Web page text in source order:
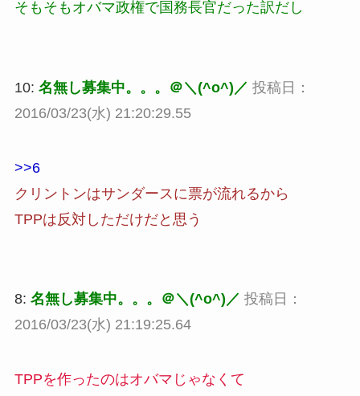
そもそもオバマ政権で国務長官だった訳だし
10: 名無し募集中。。。＠＼(^o^)／ 投稿日：
2016/03/23(水) 21:20:29.55
>>6
クリントンはサンダースに票が流れるから
TPPは反対しただけだと思う
8: 名無し募集中。。。＠＼(^o^)／ 投稿日：
2016/03/23(水) 21:19:25.64
TPPを作ったのはオバマじゃなくて